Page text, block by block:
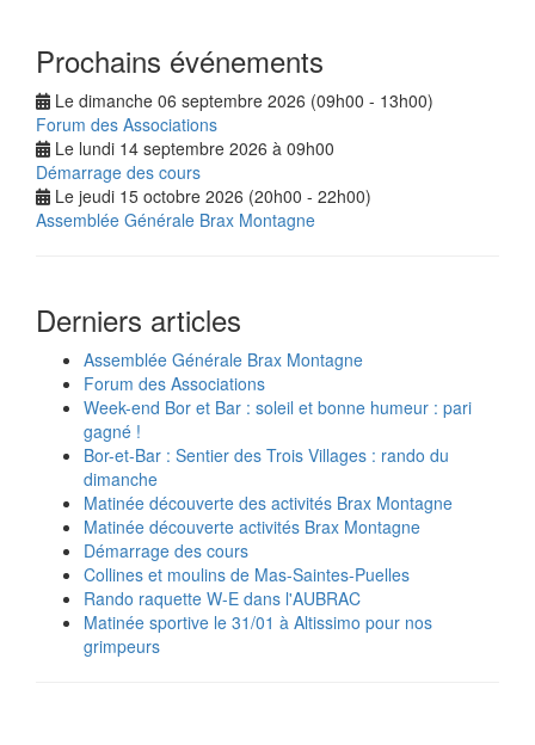
Prochains événements
Le dimanche 06 septembre 2026 (09h00 - 13h00)
Forum des Associations
Le lundi 14 septembre 2026 à 09h00
Démarrage des cours
Le jeudi 15 octobre 2026 (20h00 - 22h00)
Assemblée Générale Brax Montagne
Derniers articles
Assemblée Générale Brax Montagne
Forum des Associations
Week-end Bor et Bar : soleil et bonne humeur : pari
gagné !
Bor-et-Bar : Sentier des Trois Villages : rando du
dimanche
Matinée découverte des activités Brax Montagne
Matinée découverte activités Brax Montagne
Démarrage des cours
Collines et moulins de Mas-Saintes-Puelles
Rando raquette W-E dans l'AUBRAC
Matinée sportive le 31/01 à Altissimo pour nos
grimpeurs